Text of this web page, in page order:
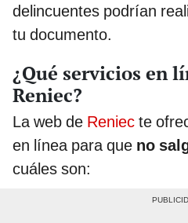
delincuentes podrían
tu documento.
¿Qué servicios en
Reniec?
La web de Reniec te
en línea para que no
cuáles son: